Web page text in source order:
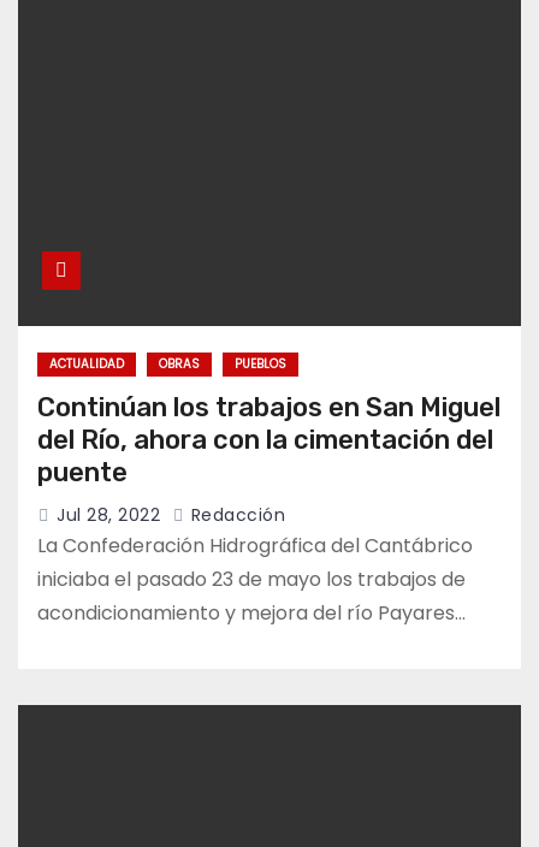
ACTUALIDAD OBRAS PUEBLOS
Continúan los trabajos en San Miguel
del Río, ahora con la cimentación del
puente
Jul 28, 2022 Redacción
La Confederación Hidrográfica del Cantábrico
iniciaba el pasado 23 de mayo los trabajos de
acondicionamiento y mejora del río Payares…